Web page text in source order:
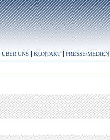
ÜBER UNS KONTAKT PRESSE/MEDIEN